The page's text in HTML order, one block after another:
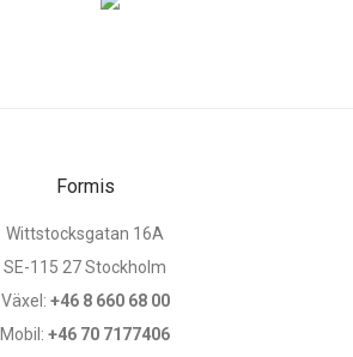
Formis
Wittstocksgatan 16A
SE-115 27 Stockholm
Växel: +46 8 660 68 00
Mobil: +46 70 7177406